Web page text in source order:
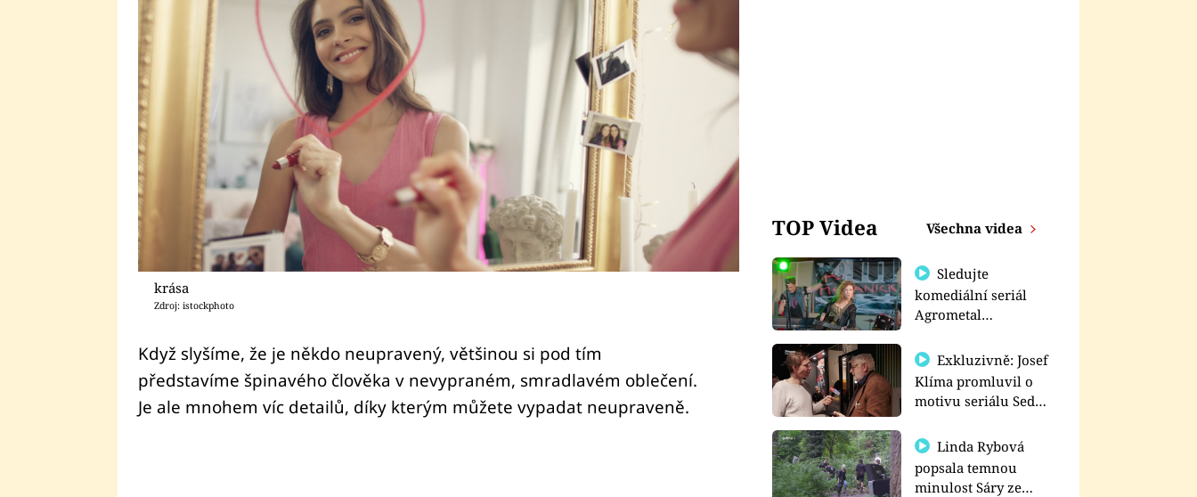
krása
Zdroj: istockphoto
Když slyšíme, že je někdo neupravený, většinou si pod tím
představíme špinavého člověka v nevypraném, smradlavém oblečení.
Je ale mnohem víc detailů, díky kterým můžete vypadat neupraveně.
TOP Videa Všechna videa
Sledujte
komediální seriál
Agrometal
prima+
Exkluzivně: Josef
Klíma promluvil o
motivu seriálu Sedm
Linda Rybová
popsala temnou
minulost Sáry ze